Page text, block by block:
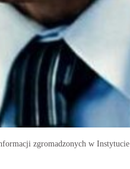
zgromadzonych w Instytucie